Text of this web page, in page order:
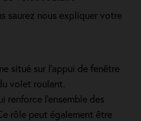
saurez nous expliquer votre
situé sur l’appui de fenêtre
volet roulant.
renforce l’ensemble des
rôle peut également être